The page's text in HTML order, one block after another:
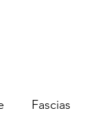
Fascias